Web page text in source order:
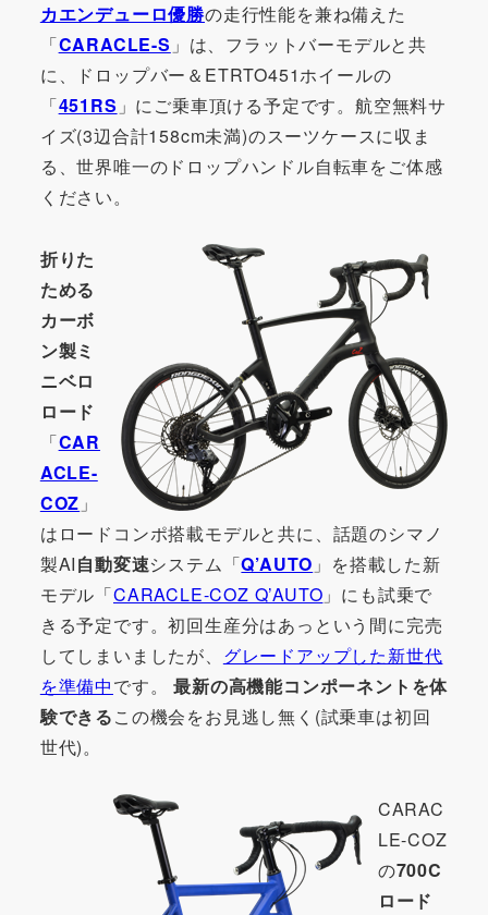
カエンデューロ優勝の走行性能を兼ね備えた
「CARACLE-S 」は、フラットバーモデルと共
に、ドロップバー＆ETRTO451ホイールの
「451RS 」にご乗車頂ける予定です。航空無料サ
イズ(3辺合計158cm未満)のスーツケースに収ま
る、世界唯一のドロップハンドル自転車をご体感
ください。
折りた
ためる
カーボ
ン製ミ
ニベロ
ロード
「CAR
ACLE-
COZ 」
はロードコンポ搭載モデルと共に、話題のシマノ
製AI自動変速システム「Q’AUTO 」を搭載した新
モデル「CARACLE-COZ Q’AUTO 」にも試乗で
きる予定です。初回生産分はあっという間に完売
してしまいましたが、 グレードアップした新世代
を準備中です。最新の高機能コンポーネントを体
験できるこの機会をお見逃し無く(試乗車は初回
世代)。
CARAC
LE-COZ
の700C
ロード